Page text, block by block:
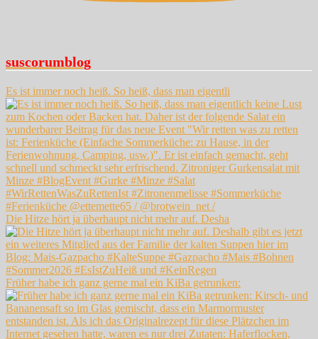
suscorumblog
Es ist immer noch heiß. So heiß, dass man eigentli
Die Hitze hört ja überhaupt nicht mehr auf. Desha
Früher habe ich ganz gerne mal ein KiBa getrunken: